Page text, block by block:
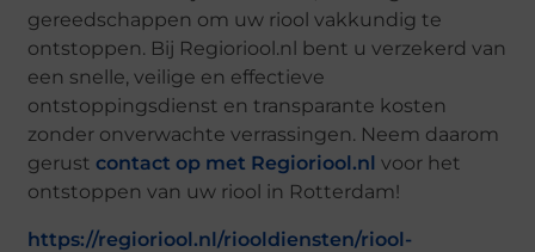
gereedschappen om uw riool vakkundig te
ontstoppen. Bij Regioriool.nl bent u verzekerd van
een snelle, veilige en effectieve
ontstoppingsdienst en transparante kosten
zonder onverwachte verrassingen. Neem daarom
gerustcontact op met Regioriool.nlvoor het
ontstoppen van uw riool in Rotterdam!
https://regioriool.nl/riooldiensten/riool-